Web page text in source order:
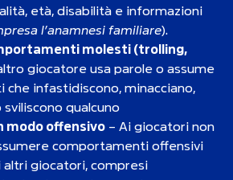
età, disabilità e informazioni
l’anamnesi familiare).
molesti (trolling,
giocatore usa parole o assume
infastidiscono, minacciano,
qualcuno
modo offensivo – Ai giocatori non
comportamenti offensivi
giocatori, compresi